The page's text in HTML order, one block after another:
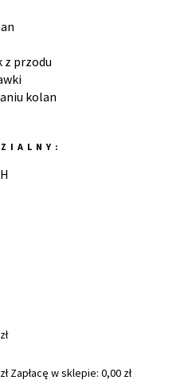
z przodu
kolan
Zapłacę w sklepie: 0,00 zł